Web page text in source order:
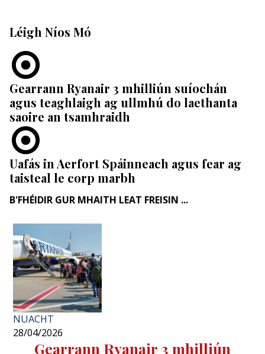
Léigh Níos Mó
Gearrann Ryanair 3 mhilliún suíochán
agus teaghlaigh ag ullmhú do laethanta
saoire an tsamhraidh
Uafás in Aerfort Spáinneach agus fear ag
taisteal le corp marbh
B'FHÉIDIR GUR MHAITH LEAT FREISIN ...
NUACHT
28/04/2026
Gearrann Ryanair 3 mhilliún